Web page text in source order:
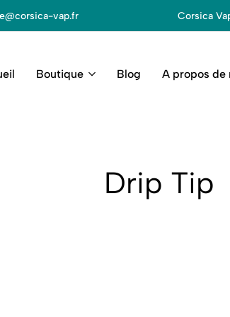
vap.fr Corsica
Boutique Blog A propos de
Drip Tip